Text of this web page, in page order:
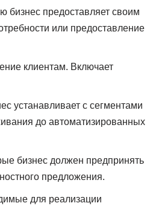
бизнес предоставляет своим
или предоставление
клиентам. Включает
устанавливает с сегментами
до автоматизированных
бизнес должен предпринять
предложения.
для реализации